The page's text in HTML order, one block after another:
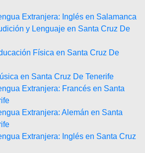
Extranjera: Inglés en Salamanca
y Lenguaje en Santa Cruz De
Física en Santa Cruz De
en Santa Cruz De Tenerife
Extranjera: Francés en Santa
Extranjera: Alemán en Santa
Extranjera: Inglés en Santa Cruz